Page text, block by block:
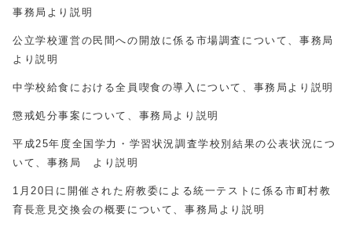
事務局より説明
公立学校運営の民間への開放に係る市場調査について、事務局
より説明
中学校給食における全員喫食の導入について、事務局より説明
懲戒処分事案について、事務局より説明
平成25年度全国学力・学習状況調査学校別結果の公表状況につ
いて、事務局 より説明
1月20 日に開催された府教委による統一テストに係る市町村教
育長意見交換会の概要について、事務局より説明